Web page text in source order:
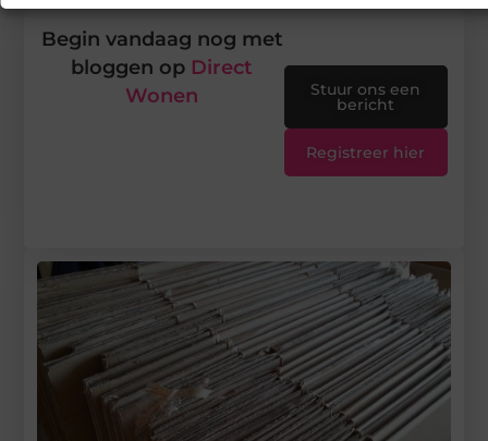
Begin vandaag nog met
bloggen op Direct
Wonen
Stuur ons een
bericht
Registreer hier